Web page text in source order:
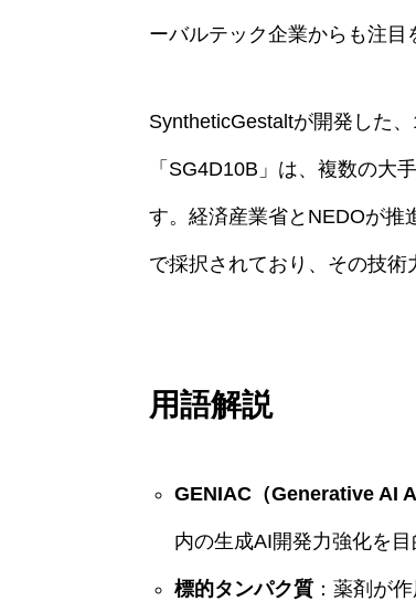
ーバルテック企業からも注目
SyntheticGestaltが開発した
「SG4D10B」は、複数の大
す。経済産業省とNEDOが推
で採択されており、その技術
用語解説
GENIAC（Generative AI
内の生成AI開発力強化を
標的タンパク質 ：薬剤が